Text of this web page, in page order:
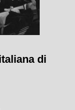
di